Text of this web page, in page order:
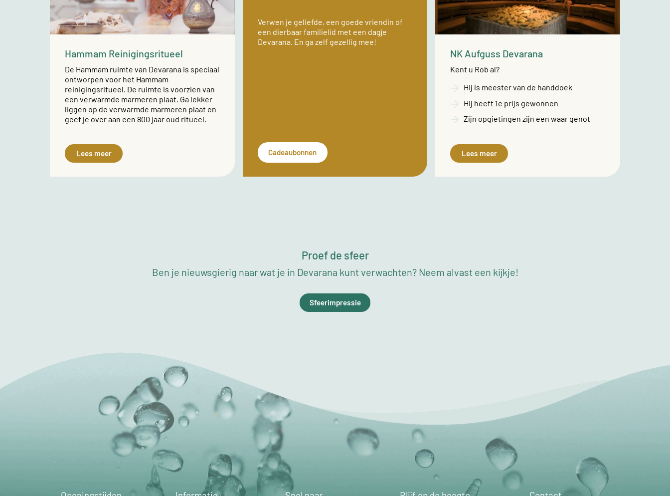
Hammam Reinigingsritueel
De Hammam ruimte van Devarana is speciaal
ontworpen voor het Hammam
reinigingsritueel. De ruimte is voorzien van
een verwarmde marmeren plaat. Ga lekker
liggen op de verwarmde marmeren plaat en
geef je over aan een 800 jaar oud ritueel.
Lees meer
Verwen je geliefde, een goede vriendin of
een dierbaar familielid met een dagje
Devarana. En ga zelf gezellig mee!
Cadeaubonnen
NK Aufguss Devarana
Kent u Rob al?
Hij is meester van de handdoek
Hij heeft 1e prijs gewonnen
Zijn opgietingen zijn een waar genot
Lees meer
Proef de sfeer
Ben je nieuwsgierig naar wat je in Devarana kunt verwachten? Neem alvast een kijkje!
Sfeerimpressie